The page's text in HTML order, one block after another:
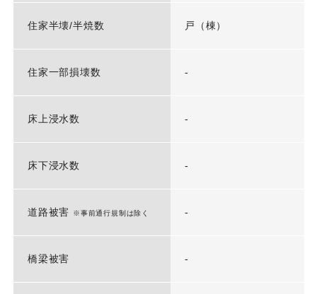
住家半壊/半焼数 戸（棟）
住家一部損壊数 -
床上浸水数 -
床下浸水数 -
道路被害 ※事前通行規制は除く -
橋梁被害 -